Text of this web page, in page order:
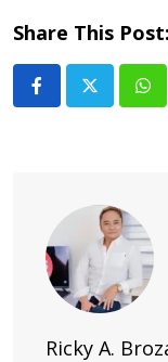
Share This Post:
Ricky A.